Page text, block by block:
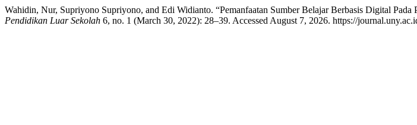
Wahidin, Nur, Supriyono Supriyono, and Edi Widianto. “Pemanfaatan Sumber Belajar Berbasis Digital
Pendidikan Luar Sekolah 6, no. 1 (March 30, 2022): 28–39. Accessed August 7, 2026. https://